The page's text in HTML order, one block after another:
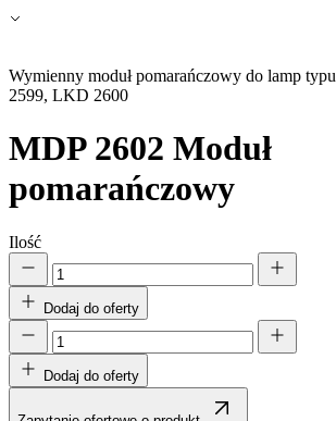
Wymienny moduł pomarańczowy do lamp typu
2599, LKD 2600
MDP 2602 Moduł
pomarańczowy
Ilość
Dodaj do oferty
Dodaj do oferty